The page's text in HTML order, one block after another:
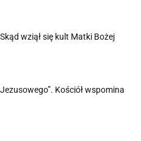
wziął się kult Matki Bożej
Kościół wspomina